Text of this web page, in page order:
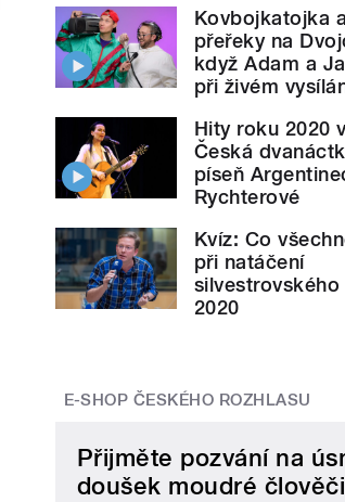
Kovbojkatojka
přeřeky na
když Adam a
při živém
Hity roku 2020
Česká
píseň
Rychterové
Kvíz: Co
při natáčení
silvestrovského
2020
E-SHOP ČESKÉHO ROZHLASU
Přijměte pozvání na
doušek moudré